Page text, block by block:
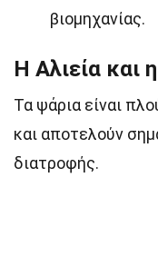
βιομηχανίας.
Η Αλιεία και
Τα ψάρια είναι
και αποτελούν
διατροφής.